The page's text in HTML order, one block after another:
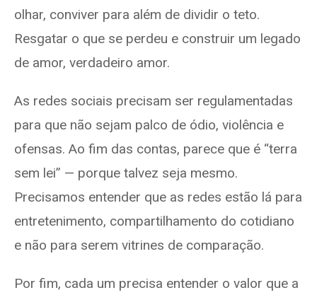
olhar, conviver para além de dividir o teto.
Resgatar o que se perdeu e construir um legado
de amor, verdadeiro amor.
As redes sociais precisam ser regulamentadas
para que não sejam palco de ódio, violência e
ofensas. Ao fim das contas, parece que é “terra
sem lei” — porque talvez seja mesmo.
Precisamos entender que as redes estão lá para
entretenimento, compartilhamento do cotidiano
e não para serem vitrines de comparação.
Por fim, cada um precisa entender o valor que a